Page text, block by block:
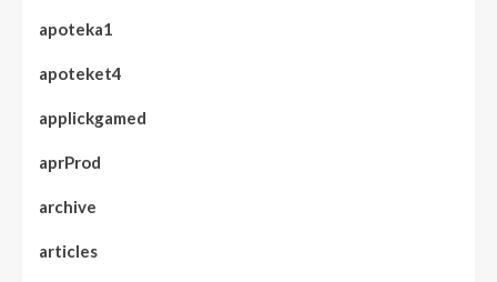
apoteka1
apoteket4
applickgamed
aprProd
archive
articles